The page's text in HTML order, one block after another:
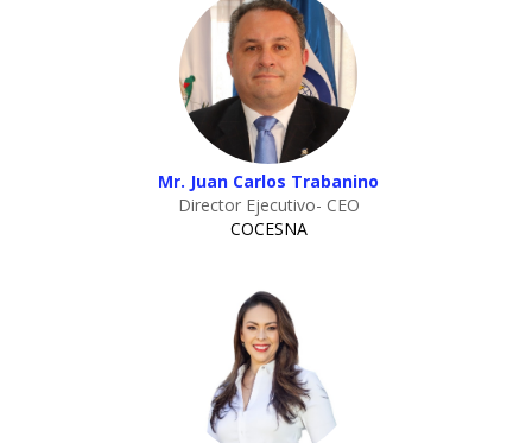
Mr. Juan Carlos Trabanino
Director Ejecutivo- CEO
COCESNA